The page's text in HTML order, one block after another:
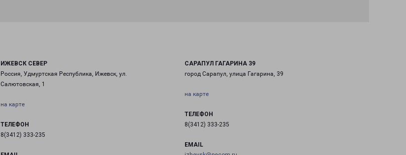
ИЖЕВСК СЕВЕР
Россия, Удмуртская Республика, Ижевск, ул.
Салютовская, 1
на карте
ТЕЛЕФОН
8(3412) 333-235
САРАПУЛ ГАГАРИНА 39
город Сарапул, улица Гагарина, 39
на карте
ТЕЛЕФОН
8(3412) 333-235
EMAIL